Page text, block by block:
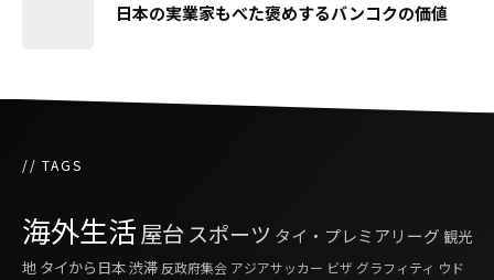
日本の実業家もべた褒めするバンコクの価値
// TAGS
海外生活 屋台 スポーツ タイ・プレミアリーグ 観光
地 タイから日本渋滞 反政府集会 アジアサッカー ビザ グラフィティ ウド